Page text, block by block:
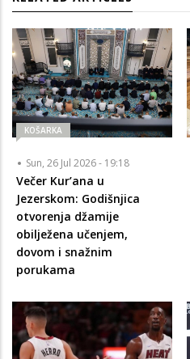
KOŠARKA
Sun, 26 Jul 2026 - 19:18
Večer Kur’ana u
Jezerskom: Godišnjica
otvorenja džamije
obilježena učenjem,
dovom i snažnim
porukama